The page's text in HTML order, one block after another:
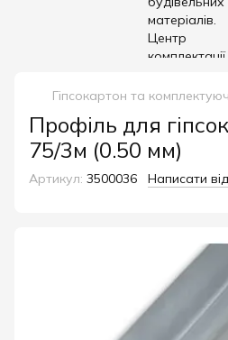
Гіпсокартон та
Профіль для
75/3м (0.50 мм)
Артикул: 3500036 Написати